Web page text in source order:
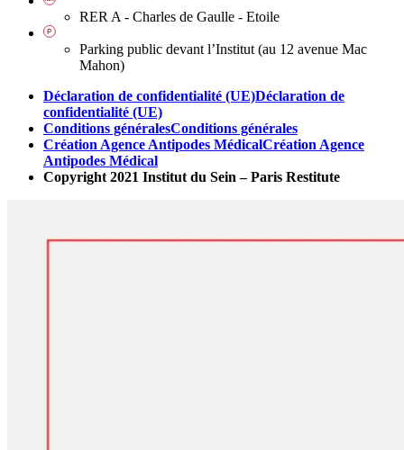
RER A - Charles de Gaulle - Etoile
Parking public devant l’Institut (au 12 avenue Mac
Mahon)
Déclaration de confidentialité (UE)Déclaration de
confidentialité (UE)
Conditions généralesConditions générales
Création Agence Antipodes MédicalCréation Agence
Antipodes Médical
Copyright 2021 Institut du Sein – Paris Restitute